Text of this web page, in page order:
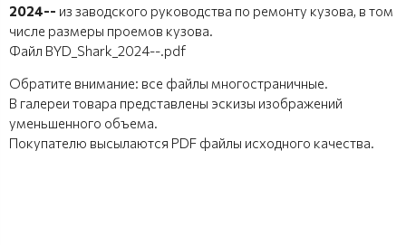
2024-- из заводского руководства по ремонту кузова, в том
числе размеры проемов кузова.
Файл BYD_Shark_2024--.pdf
Обратите внимание: все файлы многостраничные.
В галереи товара представлены эскизы изображений
уменьшенного объема.
Покупателю высылаются PDF файлы исходного качества.